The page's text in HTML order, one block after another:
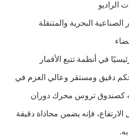
الراديو
الصناعية البحرية والمتنقلة
في أنظمة تتبع الأقمار
دقيق ومستقر وعالي العزم في
كصندوق تروس محرك دوران
فإنه يضمن محاذاة دقيقة